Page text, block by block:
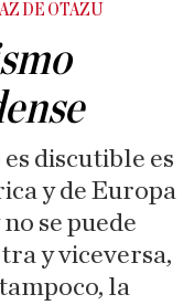
DE OTAZU
discutible es
y de Europa
se puede
y viceversa,
la